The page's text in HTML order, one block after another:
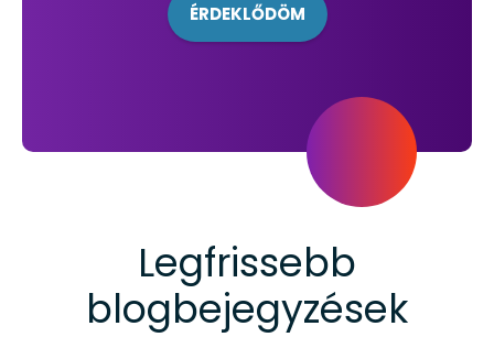
ÉRDEKLŐDÖM
Legfrissebb
blogbejegyzések